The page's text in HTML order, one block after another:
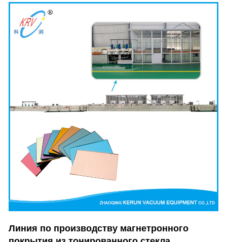
Линия по производству магнетронного